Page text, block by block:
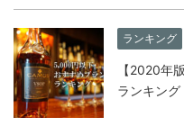
ランキング
【2020年
ランキング